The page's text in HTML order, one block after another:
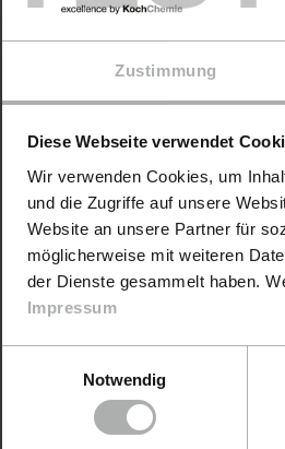
Zustimmung
Diese Webseite verwendet
Wir verwenden Cookies, um
und die Zugriffe auf unsere
Website an unsere Partner für
möglicherweise mit weiteren
der Dienste gesammelt haben.
Impressum
Notwendig